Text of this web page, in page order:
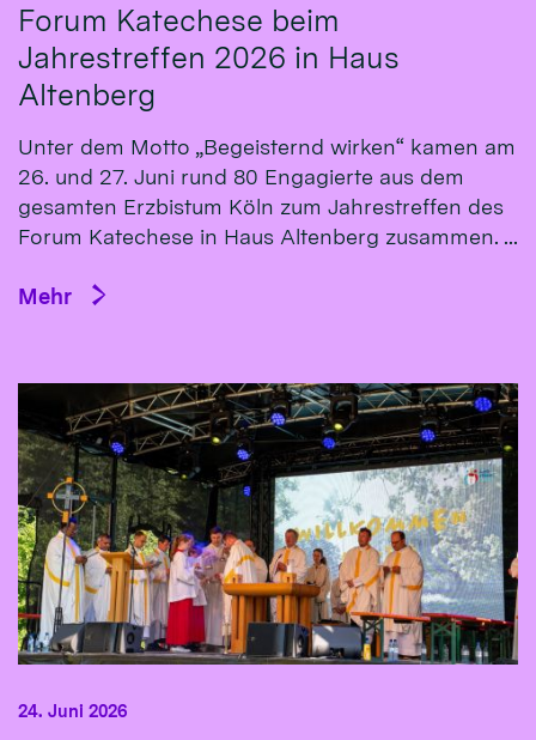
Forum Katechese beim
Jahrestreffen 2026 in Haus
Altenberg
Unter dem Motto „Begeisternd wirken“ kamen am
26. und 27. Juni rund 80 Engagierte aus dem
gesamten Erzbistum Köln zum Jahrestreffen des
Forum Katechese in Haus Altenberg zusammen. ...
Mehr
24. Juni 2026